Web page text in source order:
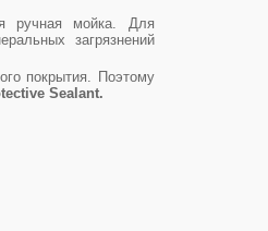
ручная мойка. Для
загрязнений
покрытия. Поэтому
Sealant.